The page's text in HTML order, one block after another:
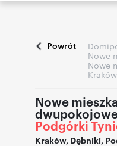
Powrót
Nowe
Nowe
Kraków
Nowe
Podgórki
Kraków, Dębniki,